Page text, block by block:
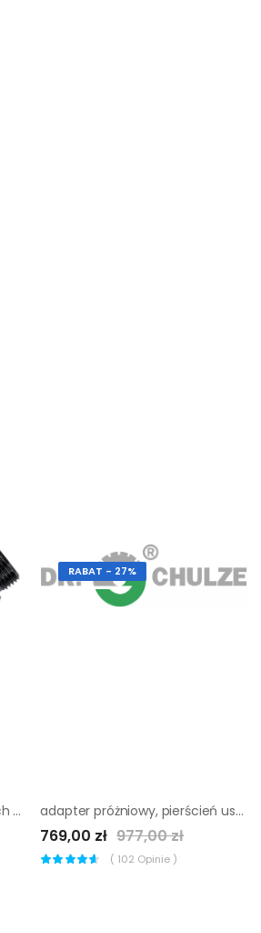
Adapter do wierteł koronowych R 1/2'' M na 1 1/4'' M
RABAT - 27%
adapter próżniowy, pierścień uszczelniający do dr. schulze drill 50
769,00 zł 977,00 zł
( 102 Opinie )